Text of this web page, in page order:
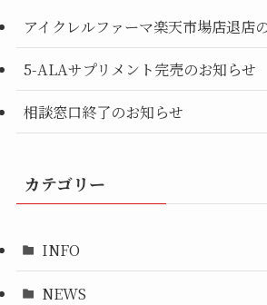
アイクレルファーマ楽天市場店退店
5-ALAサプリメント完売のお知らせ
相談窓口終了のお知らせ
カテゴリー
INFO
NEWS